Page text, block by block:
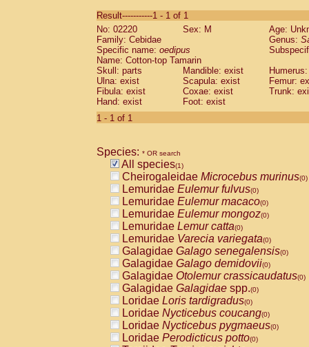
CebidaeSaguinus labiatus(0)
Cebidae Saguinus leucopus (0)
Cebidae
CebidaeSaguinus mystax
Cebidae Saguinus nigricollis (0)
Cebidae Saguinus oedipus
Cebidae Saguinus weddelli
Cebidae Saguinusspp.
Cebidae
CebidaeCebus capucinus
CebidaeCebus nigrivittatus
CebidaeCebus spp.(0)
CebidaeSaimiri boliviensis(0)
CebidaeSaimiri sciureus(0)
AtelidaeAlouatta caraya(0)
AtelidaeAlouatta fusca(0)
AtelidaeAlouatta seniculus(0)
AtelidaeAlouattaspp.(0)
AtelidaeAteles belzebuth(0)
AtelidaeAteles geoffroyi(0)
AtelidaeAteles paniscus(0)
AtelidaeAtelesspp.(0)
AtelidaeLagothrix lagothricha(0)
AtelidaeLagothrix lagothricha cana
PitheciidaeCacajao calvus
Result-----------1 - 1 of 1
No: 02220
Sex: M
Age:
Family: Cebidae
Genus:
Specific name: oedipus
Name: Cotton-top Tamarin
Skull: parts
Mandible: exist
Ulna: exist
Scapula: exist
Femur:
Fibula: exist
Coxae: exist
Trunk:
Hand: exist
Foot: exist
1 - 1 of 1
Species: * OR search
All species(1)
Cheirogaleidae Microcebus murinus(0)
Lemuridae Eulemur fulvus(0)
Lemuridae Eulemur macaco(0)
Lemuridae Eulemur mongoz(0)
Lemuridae Lemur catta(0)
Lemuridae Varecia variegata(0)
Galagidae Galago senegalensis(0)
Galagidae Galago demidovii(0)
Galagidae Otolemur crassicaudatus(0)
Galagidae Galagidae spp.(0)
Loridae Loris tardigradus(0)
Loridae Nycticebus coucang(0)
Loridae Nycticebus pygmaeus(0)
Loridae Perodicticus potto(0)